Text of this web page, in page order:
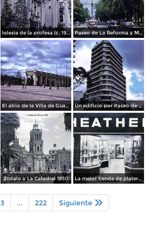
Iglesia de la profesa (c. 1950) Paseo de La Reforma y Mto a La Independencia 1950
El atrio de la Villa de Guadalupe 1950. Un edificio por Paseo de La Reforma 1950
Zocalo y La Catedral 1950 La mejor tienda de plateria.
3 ... 222 Siguiente